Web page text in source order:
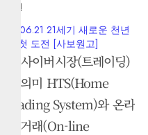
관련
99.06.21 21세기 새로운 천년
의 첫 도전 [사보원고]
① 사이버시장(트레이딩)
의 의미 HTS(Home
Trading System)와 온라
인 거래(On-line